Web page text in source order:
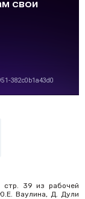
39 из рабочей
Ваулина, Д. Дули